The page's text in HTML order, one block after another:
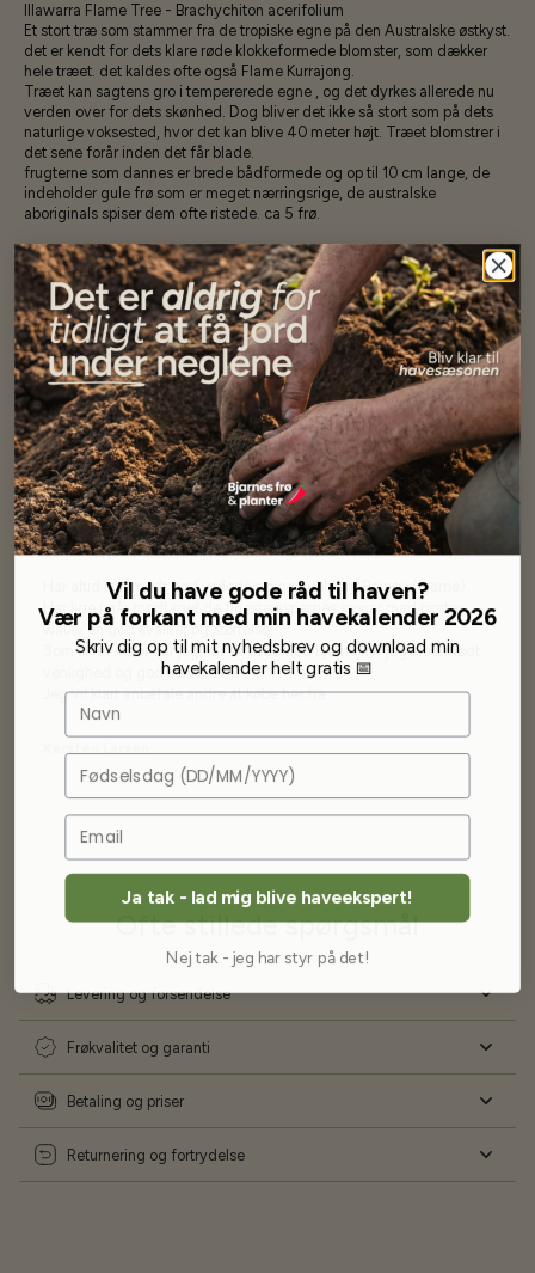
Illawarra Flame Tree - Brachychiton acerifolium
Et stort træ som stammer fra de tropiske egne på den Australske østkyst.
det er kendt for dets klare røde klokkeformede blomster, som dækker
hele træet. det kaldes ofte også Flame Kurrajong.
Træet kan sagtens gro i tempererede egne , og det dyrkes allerede nu
verden over for dets skønhed. Dog bliver det ikke så stort som på dets
naturlige voksested, hvor det kan blive 40 meter højt. Træet blomstrer i
det sene forår inden det får blade.
frugterne som dannes er brede bådformede og op til 10 cm lange, de
indeholder gule frø som er meget nærringsrige, de australske
aboriginals spiser dem ofte ristede. ca 5 frø.
Specifikationer
Se mere af Alle produkter
Vores kundersiger...
Har altid kun mødt god vejledning og hjælp fra Barney (Bjarne)
Har lige i går modtaget de fineste asparges kroner med posten
wauw en god kvalitet og størrelse.
Som skrevet før når jeg har skrevet med Bjarne har jeg altid mødt
venlighed og god service.
Jeg vil klart anbefale andre at købe her fra
Ofte stillede spørgsmål
Levering og forsendelse
Frøkvalitet og garanti
Betaling og priser
Returnering og fortrydelse
Vil du have gode råd til haven?
Vær på forkant med min havekalender 2026
Skriv dig op til mit nyhedsbrev og download min
havekalender helt gratis 📅
Navn
Fødselsdag
Ja tak - lad mig blive haveekspert!
Nej tak - jeg har styr på det!